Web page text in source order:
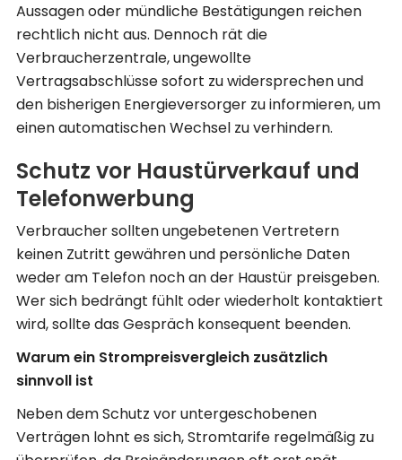
Aussagen oder mündliche Bestätigungen reichen
rechtlich nicht aus. Dennoch rät die
Verbraucherzentrale, ungewollte
Vertragsabschlüsse sofort zu widersprechen und
den bisherigen Energieversorger zu informieren, um
einen automatischen Wechsel zu verhindern.
Schutz vor Haustürverkauf und
Telefonwerbung
Verbraucher sollten ungebetenen Vertretern
keinen Zutritt gewähren und persönliche Daten
weder am Telefon noch an der Haustür preisgeben.
Wer sich bedrängt fühlt oder wiederholt kontaktiert
wird, sollte das Gespräch konsequent beenden.
Warum ein Strompreisvergleich zusätzlich
sinnvoll ist
Neben dem Schutz vor untergeschobenen
Verträgen lohnt es sich, Stromtarife regelmäßig zu